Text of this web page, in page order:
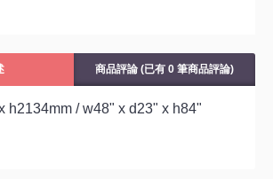
商品評論 (已有 0 筆商品評論)
h2134mm / w48" x d23" x h84"